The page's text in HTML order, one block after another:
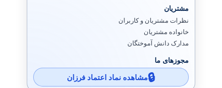
مشتریان
نظرات مشتریان و کاربران
خانواده مشتریان
مدارک دانش آموختگان
مجوزهای ما
مشاهده نماد اعتماد فرزان